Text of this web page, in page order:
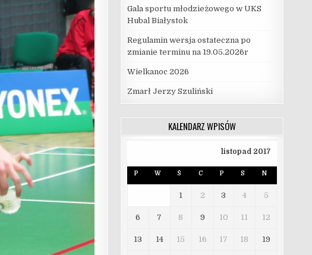
Gala sportu młodzieżowego w UKS
Hubal Białystok
Regulamin wersja ostateczna po
zmianie terminu na 19.05.2026r
Wielkanoc 2026
Zmarł Jerzy Szuliński
KALENDARZ WPISÓW
listopad 2017
P W Ś C P S N
1 2 3 4 5
6 7 8 9 10 11 12
13 14 15 16 17 18 19